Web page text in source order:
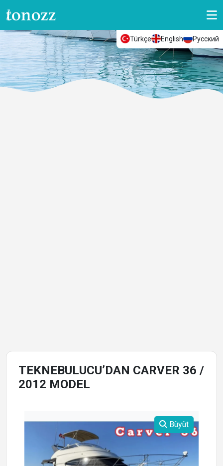
Türkçe English Русский
TEKNEBULUCU’DAN CARVER 36 /
2012 MODEL
Büyüt